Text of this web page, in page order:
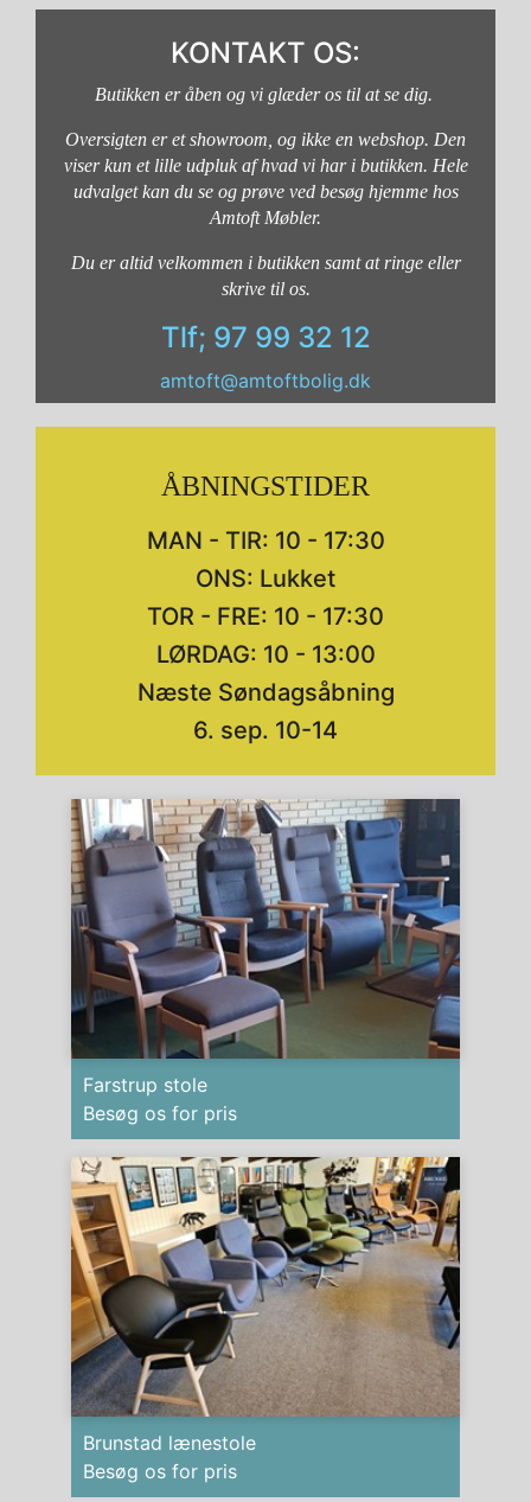
KONTAKT OS:
Butikken er åben og vi glæder os til at se dig.
Oversigten er et showroom, og ikke en webshop. Den
viser kun et lille udpluk af hvad vi har i butikken. Hele
udvalget kan du se og prøve ved besøg hjemme hos
Amtoft Møbler.
Du er altid velkommen i butikken samt at ringe eller
skrive til os.
Tlf; 97 99 32 12
amtoft@amtoftbolig.dk
ÅBNINGSTIDER
MAN - TIR: 10 - 17:30
ONS: Lukket
TOR - FRE: 10 - 17:30
LØRDAG: 10 - 13:00
Næste Søndagsåbning
6. sep. 10-14
Farstrup stole
Besøg os for pris
Brunstad lænestole
Besøg os for pris